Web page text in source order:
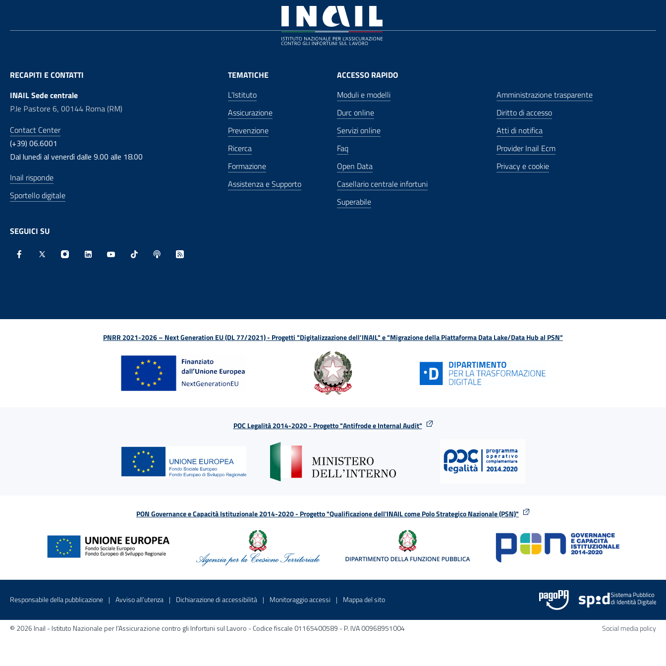
RECAPITI E CONTATTI
INAIL Sede centrale
P.le Pastore 6, 00144 Roma (RM)
Contact Center
(+39) 06.6001
Dal lunedì al venerdì dalle 9.00 alle 18.00
Inail risponde
Sportello digitale
SEGUICI SU
TEMATICHE
L'Istituto
Assicurazione
Prevenzione
Ricerca
Formazione
Assistenza e Supporto
ACCESSO RAPIDO
Moduli e modelli
Durc online
Servizi online
Faq
Open Data
Casellario centrale infortuni
Superabile
Amministrazione trasparente
Diritto di accesso
Atti di notifica
Provider Inail Ecm
Privacy e cookie
PNRR 2021-2026 – Next Generation EU (DL 77/2021) - Progetti "Digitalizzazione dell’INAIL" e "Migrazione della Piattaforma Data Lake/Data Hub al PSN"
POC Legalità 2014-2020 - Progetto "Antifrode e Internal Audit"
PON Governance e Capacità Istituzionale 2014-2020 - Progetto "Qualificazione dell'INAIL come Polo Strategico Nazionale (PSN)"
Menu di servizio
Responsabile della pubblicazione Sito interno - Apre in una nuova finestra
Avviso all’utenza Sito interno - Apre in una nuova finestra
Dichiarazione di accessibilità Sito interno - Apre in una nuova finestra
Monitoraggio accessi Sito interno - Apre in una nuova finestra
Mappa del sitoSito interno - Apre nella stessa finestra
© 2026 Inail - Istituto Nazionale per l'Assicurazione contro gli Infortuni sul Lavoro - Codice fiscale 01165400589 - P. IVA 00968951004 Social media policy